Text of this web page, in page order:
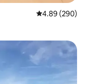
從 290 則評價
4.89 (290)